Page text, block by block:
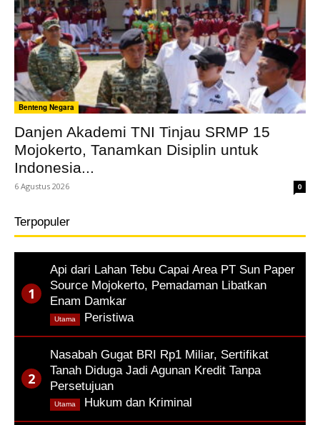
Benteng Negara
Danjen Akademi TNI Tinjau SRMP 15
Mojokerto, Tanamkan Disiplin untuk
Indonesia...
6 Agustus 2026 0
Terpopuler
Api dari Lahan Tebu Capai Area PT Sun Paper
Source Mojokerto, Pemadaman Libatkan
Enam Damkar
Peristiwa
Utama
Nasabah Gugat BRI Rp1 Miliar, Sertifikat
Tanah Diduga Jadi Agunan Kredit Tanpa
Persetujuan
Hukum dan Kriminal
Utama